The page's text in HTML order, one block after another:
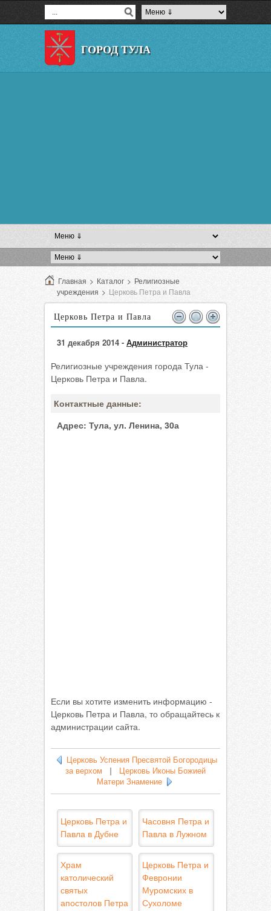
ГОРОД ТУЛА
Главная > Каталог > Религиозные
учреждения > Церковь Петра и Павла
Церковь Петра и Павла
31 декабря 2014 - Администратор
Религиозные учреждения города Тула -
Церковь Петра и Павла.
Контактные данные:
Адрес: Тула, ул. Ленина, 30а
Если вы хотите изменить информацию -
Церковь Петра и Павла, то обращайтесь к
администрации сайта.
Церковь Успения Пресвятой Богородицы
за верхом
Церковь Иконы Божией
Матери Знамение
Церковь Петра и
Павла в Дубне
Часовня Петра и
Павла в Лужном
Храм
католический
святых
апостолов Петра
Церковь Петра и
Февронии
Муромских в
Сухоломе